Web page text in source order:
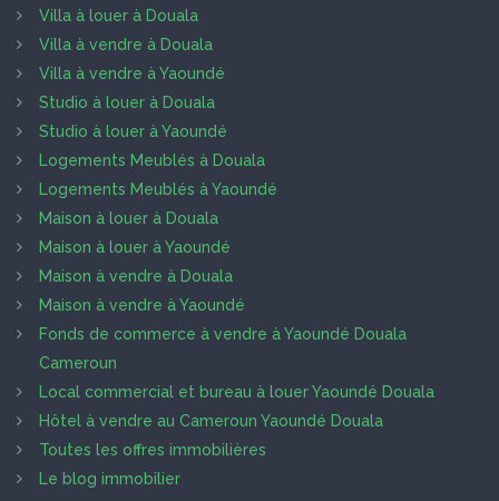
Villa à louer à Douala
Villa à vendre à Douala
Villa à vendre à Yaoundé
Studio à louer à Douala
Studio à louer à Yaoundé
Logements Meublés à Douala
Logements Meublés à Yaoundé
Maison à louer à Douala
Maison à louer à Yaoundé
Maison à vendre à Douala
Maison à vendre à Yaoundé
Fonds de commerce à vendre à Yaoundé Douala
Cameroun
Local commercial et bureau à louer Yaoundé Douala
Hôtel à vendre au Cameroun Yaoundé Douala
Toutes les offres immobilières
Le blog immobilier